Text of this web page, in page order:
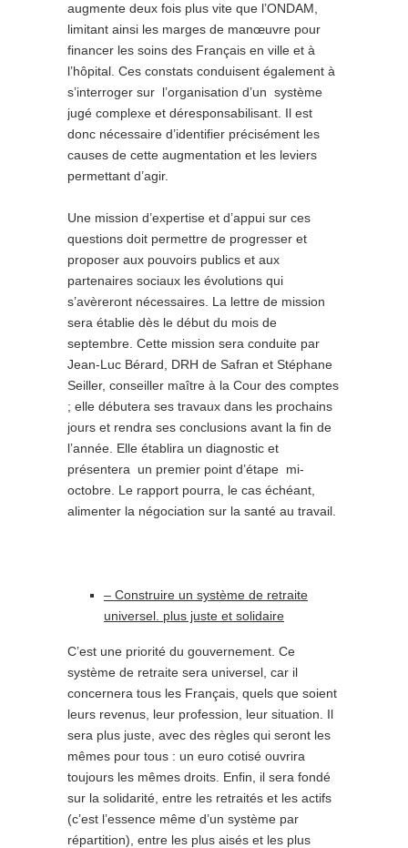
augmente deux fois plus vite que l’ONDAM,
limitant ainsi les marges de manœuvre pour
financer les soins des Français en ville et à
l’hôpital. Ces constats conduisent également à
s’interroger sur l’organisation d’un système
jugé complexe et déresponsabilisant. Il est
donc nécessaire d’identifier précisément les
causes de cette augmentation et les leviers
permettant d’agir.
Une mission d’expertise et d’appui sur ces
questions doit permettre de progresser et
proposer aux pouvoirs publics et aux
partenaires sociaux les évolutions qui
s’avèreront nécessaires. La lettre de mission
sera établie dès le début du mois de
septembre. Cette mission sera conduite par
Jean-Luc Bérard, DRH de Safran et Stéphane
Seiller, conseiller maître à la Cour des comptes
; elle débutera ses travaux dans les prochains
jours et rendra ses conclusions avant la fin de
l’année. Elle établira un diagnostic et
présentera un premier point d’étape mi-
octobre. Le rapport pourra, le cas échéant,
alimenter la négociation sur la santé au travail.
– Construire un système de retraite
universel. plus juste et solidaire
C’est une priorité du gouvernement. Ce
système de retraite sera universel, car il
concernera tous les Français, quels que soient
leurs revenus, leur profession, leur situation. Il
sera plus juste, avec des règles qui seront les
mêmes pour tous : un euro cotisé ouvrira
toujours les mêmes droits. Enfin, il sera fondé
sur la solidarité, entre les retraités et les actifs
(c’est l’essence même d’un système par
répartition), entre les plus aisés et les plus